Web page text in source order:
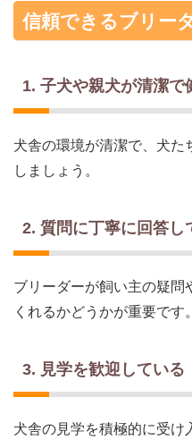
信頼できるブリー
1. 子犬や親犬が清潔で
犬舎の環境が清潔で、犬た
しましょう。
2. 質問に丁寧に回答し
ブリーダーが飼い主の疑問
くれるかどうかが重要です。
3. 見学を歓迎している
犬舎の見学を積極的に受け